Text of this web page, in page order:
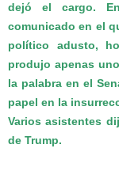
dejó el cargo.
comunicado en el
político adusto,
produjo apenas
la palabra en el
papel en la
Varios asistentes
de Trump.